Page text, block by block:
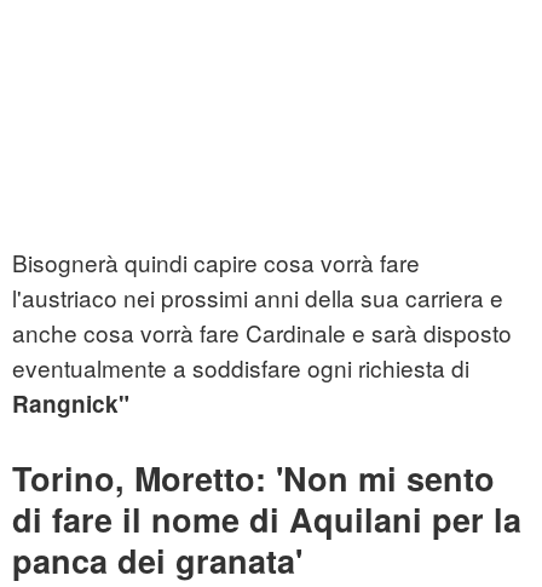
Bisognerà quindi capire cosa vorrà fare
l'austriaco nei prossimi anni della sua carriera e
anche cosa vorrà fare Cardinale e sarà disposto
eventualmente a soddisfare ogni richiesta di
Rangnick"
Torino, Moretto: 'Non mi sento
di fare il nome di Aquilani per la
panca dei granata'